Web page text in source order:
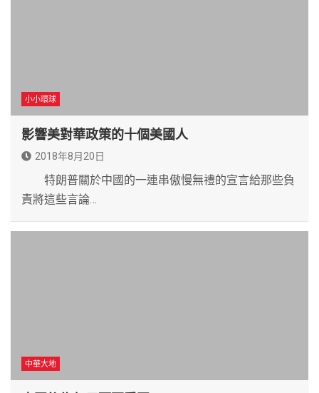
小小環球
影響美對華政策的十個美國人
2018年8月20日
特朗普關於中國的一連串傲慢無禮的宣言給那些負
責將這些言論…
中華大地